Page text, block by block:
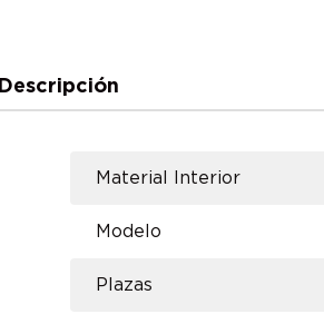
Descripción
Material Interior
Modelo
Plazas